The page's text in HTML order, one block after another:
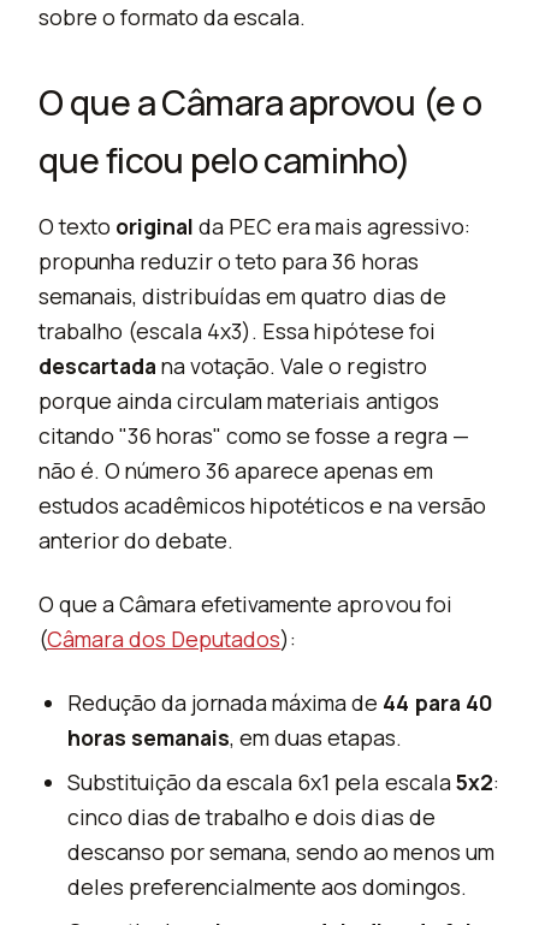
sobre o formato da escala.
O que a Câmara aprovou (e o
que ficou pelo caminho)
O texto original da PEC era mais agressivo:
propunha reduzir o teto para 36 horas
semanais, distribuídas em quatro dias de
trabalho (escala 4x3). Essa hipótese foi
descartada na votação. Vale o registro
porque ainda circulam materiais antigos
citando "36 horas" como se fosse a regra —
não é. O número 36 aparece apenas em
estudos acadêmicos hipotéticos e na versão
anterior do debate.
O que a Câmara efetivamente aprovou foi
(Câmara dos Deputados):
Redução da jornada máxima de 44 para 40
horas semanais, em duas etapas.
Substituição da escala 6x1 pela escala 5x2:
cinco dias de trabalho e dois dias de
descanso por semana, sendo ao menos um
deles preferencialmente aos domingos.